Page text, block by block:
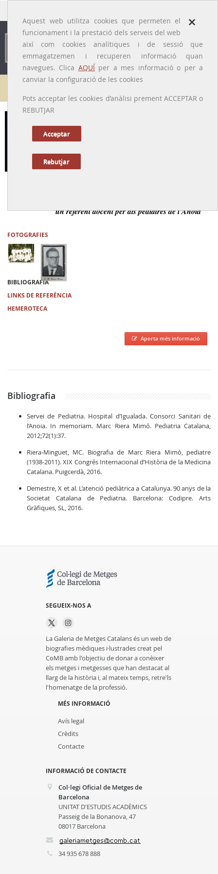
×
Aquest web utilitza cookies que permeten el
funcionament i la prestació dels serveis del web
així com cookies analítiques i de sessió que
emmagatzemen i recuperen informació quan
navegues. Clica AQUÍper a mes informació o per a
canviar la configuració de les cookies
Pots acceptar les cookies d’anàlisi prement ACCEPTAR o
REBUTJAR
Acceptar
Rebutjar
Galeria de metges
[Olesa de Montserrat, 1938 – Igualada, 2011]
un referent docent per als pediatres de l'Anoia
FOTOGRAFIES
BIBLIOGRAFIA
LINKS DE REFERÈNCIA
HEMEROTECA
Aporta més informació
Bibliografia
Servei de Pediatria. Hospital d’Igualada. Consorci Sanitari de
l’Anoia. In memoriam. Marc Riera Mimó. Pediatria Catalana,
2012;72(1):37.
Riera-Minguet, MC. Biografia de Marc Riera Mimó, pediatre
(1938-2011). XIX Congrés Internacional d’Història de la Medicina
Catalana. Puigcerdà, 2016.
Demestre, X et al. L’atenció pediàtrica a Catalunya. 90 anys de la
Societat Catalana de Pediatria. Barcelona: Codipre. Arts
Gràfiques, SL, 2016.
SEGUEIX-NOS A
La Galeria de Metges Catalans és un web de
biografies mèdiques i·lustrades creat pel
CoMB amb l'objectiu de donar a conèixer
els metges i metgesses que han destacat al
llarg de la història i, al mateix temps, retre'ls
l'homenatge de la professió.
MÉS INFORMACIÓ
Avís legal
Crèdits
Contacte
INFORMACIÓ DE CONTACTE
Col·legi Oficial de Metges de
Barcelona
UNITAT D'ESTUDIS ACADÈMICS
Passeig de la Bonanova, 47
08017 Barcelona
34 935 678 888